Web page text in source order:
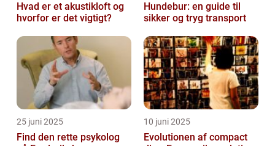
Hvad er et akustikloft og
hvorfor er det vigtigt?
Hundebur: en guide til
sikker og tryg transport
25 juni 2025
Find den rette psykolog
10 juni 2025
Evolutionen af compact